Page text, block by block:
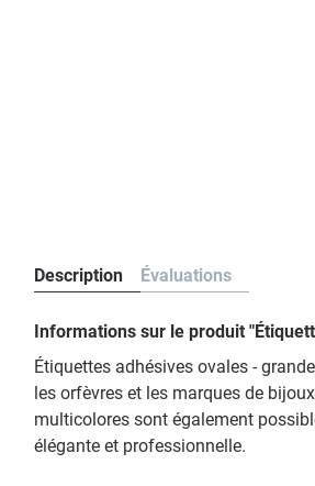
Description Évaluations
Informations sur le produit
Étiquettes adhésives ovales -
les orfèvres et les marques de
multicolores sont également
élégante et professionnelle.